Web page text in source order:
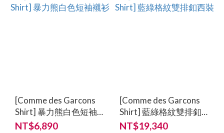
[Comme des Garcons
Shirt] 暴力熊白色短袖
襯衫
NT$6,890
[Comme des Garcons
Shirt] 藍綠格紋雙排釦
西裝
NT$19,340